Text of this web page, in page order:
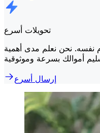
تحويلات أسرع
نفسه. نحن نعلم مدى أهمية
إرسال أسرع